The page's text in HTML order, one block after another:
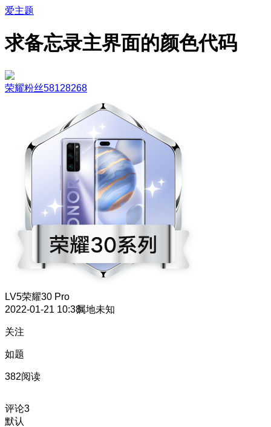
爱主题
求备忘录主界面的颜色代码
荣耀粉丝58128268
LV5荣耀30 Pro
2022-01-21 10:38属地未知
关注
如题
382阅读
评论3
默认